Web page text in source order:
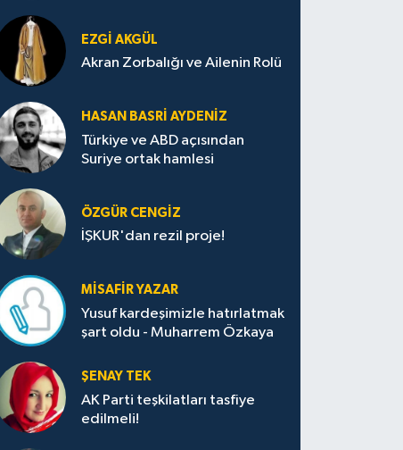
EZGI AKGÜL
Akran Zorbalığı ve Ailenin Rolü
HASAN BASRI AYDENIZ
Türkiye ve ABD açısından
Suriye ortak hamlesi
ÖZGÜR CENGIZ
İŞKUR'dan rezil proje!
MISAFIR YAZAR
Yusuf kardeşimizle hatırlatmak
şart oldu - Muharrem Özkaya
ŞENAY TEK
AK Parti teşkilatları tasfiye
edilmeli!